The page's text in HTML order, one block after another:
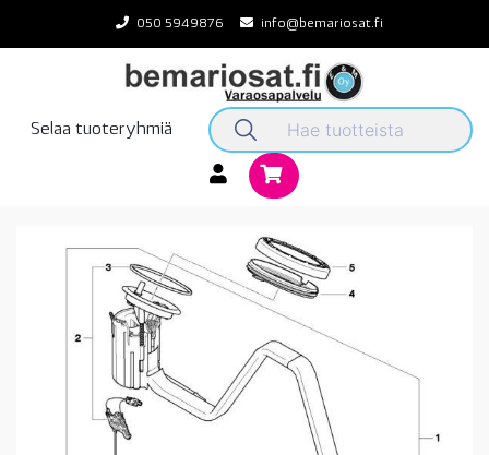
content
050 5949876 info@bemariosat.fi
Selaa tuoteryhmiä